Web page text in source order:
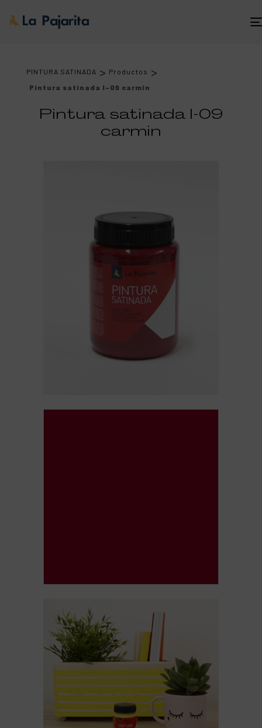
PINTURA SATINADA > Productos >
Pintura satinada l-09 carmin
Pintura satinada l-09
carmin